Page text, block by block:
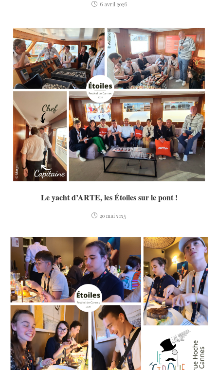
6 avril 2026
Le yacht d’ARTE, les Étoiles sur le pont !
20 mai 2025